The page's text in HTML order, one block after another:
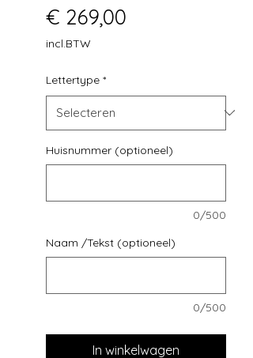
€ 269,00
incl.BTW
Lettertype *
Huisnummer (optioneel)
0/500
Naam /Tekst (optioneel)
0/500
In winkelwagen